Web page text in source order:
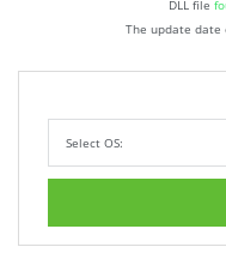
DLL file
The update date